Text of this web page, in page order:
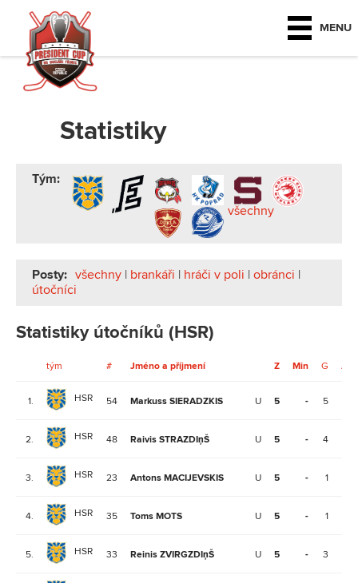
MENU
Statistiky
Tým:
všechny
Posty: všechny | brankáři | hráči v poli | obránci |
útočníci
Statistiky útočníků (HSR)
tým # Jméno a příjmení Z Min G A
1. HSR 54 Markuss SIERADZKIS U 5 - 5
2. HSR 48 Raivis STRAZDIņŠ U 5 - 4
3. HSR 23 Antons MACIJEVSKIS U 5 - 1
4. HSR 35 Toms MOTS U 5 - 1
5. HSR 33 Reinis ZVIRGZDIņŠ U 5 - 3